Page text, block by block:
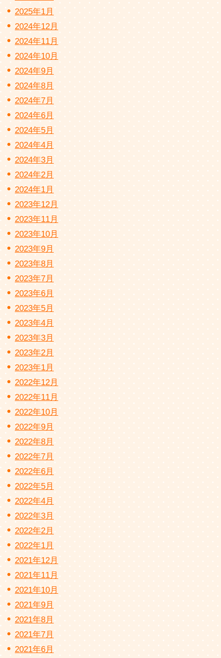
2025年1月
2024年12月
2024年11月
2024年10月
2024年9月
2024年8月
2024年7月
2024年6月
2024年5月
2024年4月
2024年3月
2024年2月
2024年1月
2023年12月
2023年11月
2023年10月
2023年9月
2023年8月
2023年7月
2023年6月
2023年5月
2023年4月
2023年3月
2023年2月
2023年1月
2022年12月
2022年11月
2022年10月
2022年9月
2022年8月
2022年7月
2022年6月
2022年5月
2022年4月
2022年3月
2022年2月
2022年1月
2021年12月
2021年11月
2021年10月
2021年9月
2021年8月
2021年7月
2021年6月